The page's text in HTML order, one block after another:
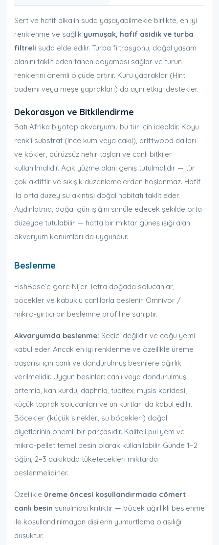
Sert ve hafif alkalin suda yaşayabilmekle birlikte, en iyi
renklenme ve sağlık yumuşak, hafif asidik ve turba
filtreli suda elde edilir. Turba filtrasyonu, doğal yaşam
alanını taklit eden tanen boyaması sağlar ve türün
renklerini önemli ölçüde artırır. Kuru yapraklar (Hint
bademi veya meşe yaprakları) da aynı etkiyi destekler.
Dekorasyon ve Bitkilendirme
Batı Afrika biyotop akvaryumu bu tür için idealdir. Koyu
renkli substrat (ince kum veya çakıl), driftwood dalları
ve kökler, pürüzsüz nehir taşları ve canlı bitkiler
kullanılmalıdır. Açık yüzme alanı geniş tutulmalıdır — tür
çok aktiftir ve sıkışık düzenlemelerden hoşlanmaz. Hafif
ila orta düzey su akıntısı doğal habitatı taklit eder.
Aydınlatma, doğal gün ışığını simüle edecek şekilde orta
düzeyde tutulabilir — hatta bir miktar güneş ışığı alan
akvaryum konumları da uygundur.
Beslenme
FishBase’e göre Nijer Tetra doğada solucanlar,
böcekler ve kabuklu canlılarla beslenir. Omnivor /
mikro-yırtıcı bir beslenme profiline sahiptir.
Akvaryumda beslenme: Seçici değildir ve çoğu yemi
kabul eder. Ancak en iyi renklenme ve özellikle üreme
başarısı için canlı ve dondurulmuş besinlere ağırlık
verilmelidir. Uygun besinler: canlı veya dondurulmuş
artemia, kan kurdu, daphnia, tubifex, mysis karidesi;
küçük toprak solucanları ve un kurtları da kabul edilir.
Böcekler (küçük sinekler, su böcekleri) doğal
diyetlerinin önemli bir parçasıdır. Kaliteli pul yem ve
mikro-pellet temel besin olarak kullanılabilir. Günde 1–2
öğün, 2–3 dakikada tüketecekleri miktarda
beslenmelidirler.
Özellikle üreme öncesi koşullandırmada cömert
canlı besin sunulması kritiktir — böcek ağırlıklı beslenme
ile koşullandırılmayan dişilerin yumurtlama olasılığı
düşüktür.